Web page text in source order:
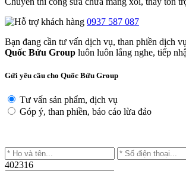
0937 587 087
Bạn đang cần tư vấn dịch vụ, than phiền dịch
Quốc Bửu Group luôn luôn lắng nghe, tiếp
Gửi yêu cầu cho Quốc Bửu Group
Tư vấn sản phẩm, dịch vụ
Góp ý, than phiền, báo cáo lừa đảo
402316